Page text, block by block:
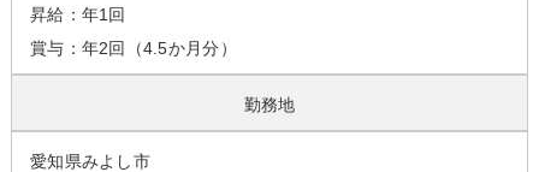
昇給：年1回
賞与：年2回（4.5か月分）
勤務地
愛知県みよし市